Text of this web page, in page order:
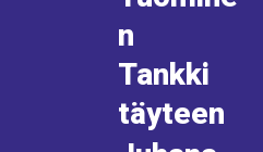
n
Tankki
täyteen